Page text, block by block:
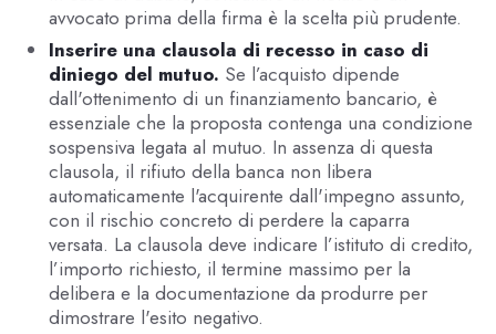
avvocato prima della firma è la scelta più prudente.
Inserire una clausola di recesso in caso di
diniego del mutuo. Se l’acquisto dipende
dall'ottenimento di un finanziamento bancario, è
essenziale che la proposta contenga una condizione
sospensiva legata al mutuo. In assenza di questa
clausola, il rifiuto della banca non libera
automaticamente l'acquirente dall'impegno assunto,
con il rischio concreto di perdere la caparra
versata. La clausola deve indicare l’istituto di credito,
l’importo richiesto, il termine massimo per la
delibera e la documentazione da produrre per
dimostrare l'esito negativo.